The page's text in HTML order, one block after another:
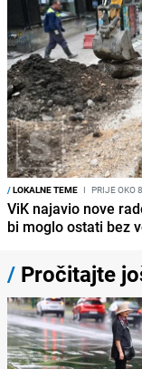
/LOKALNE TEME I PRIJE OKO
ViK najavio nove
bi moglo ostati bez
/ Pročitajte